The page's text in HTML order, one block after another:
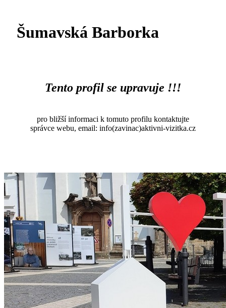
Šumavská Barborka
Tento profil se upravuje !!!
pro bližší informaci k tomuto profilu kontaktujte
správce webu, email: info(zavinac)aktivni-vizitka.cz